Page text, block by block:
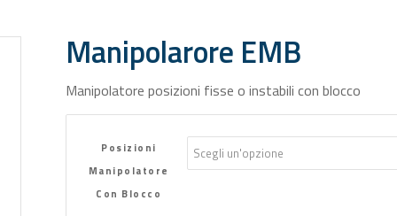
Manipolarore EMB
Manipolatore posizioni fisse o instabili con blocco
Posizioni
Manipolatore
Con Blocco